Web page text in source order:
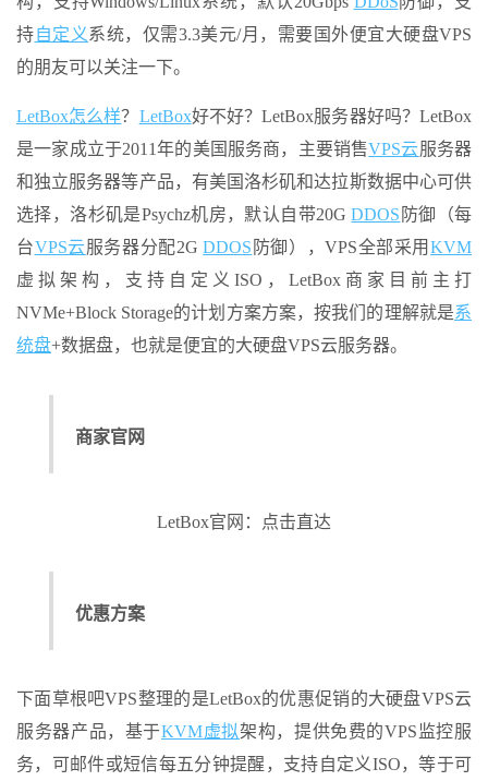
持自定义系统，仅需3.3美元/月，需要国外便宜大硬盘VPS
的朋友可以关注一下。
LetBox怎么样？ LetBox好不好？LetBox服务器好吗？LetBox
是一家成立于2011年的美国服务商，主要销售VPS云服务器
和独立服务器等产品，有美国洛杉矶和达拉斯数据中心可供
选择，洛杉矶是Psychz机房，默认自带20GDDOS 防御（每
台VPS云服务器分配2GDDOS 防御），VPS全部采用KVM
虚拟架构，支持自定义ISO，LetBox商家目前主打
NVMe+Block Storage的计划方案方案，按我们的理解就是系
统盘+数据盘，也就是便宜的大硬盘VPS云服务器。
商家官网
LetBox官网：点击直达
优惠方案
下面草根吧VPS整理的是LetBox的优惠促销的大硬盘VPS云
服务器产品，基于KVM虚拟架构，提供免费的VPS监控服
务，可邮件或短信每五分钟提醒，支持自定义ISO，等于可